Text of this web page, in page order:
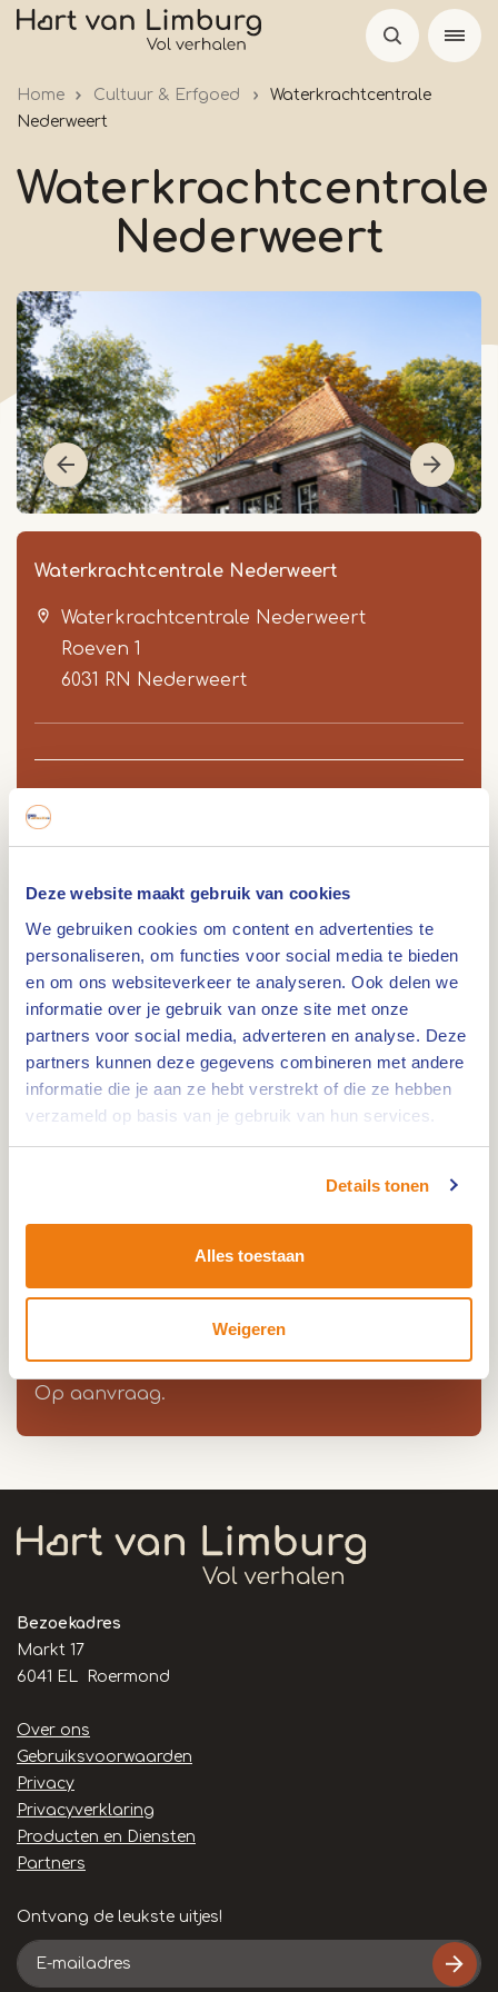
Deze website maakt gebruik van cookies
We gebruiken cookies om content en advertenties te
personaliseren, om functies voor social media te bieden
en om ons websiteverkeer te analyseren. Ook delen we
informatie over je gebruik van onze site met onze
partners voor social media, adverteren en analyse. Deze
partners kunnen deze gegevens combineren met andere
informatie die je aan ze hebt verstrekt of die ze hebben
verzameld op basis van je gebruik van hun services.
Details tonen
Alles toestaan
Weigeren
Overslaan
gaan
Home Cultuur & Erfgoed
Waterkrachtcentrale
Nederweert
Waterkrachtcentrale
Nederweert
Waterkrachtcentrale Nederweert
Waterkrachtcentrale Nederweert
Roeven 1
6031 RN Nederweert
of
De waterkrachtcentrale, eigendom van
Rijkswaterstaat, wordt beheerd door de Stichting
Waterkrachtcentrale Roeven Nederweert en is
een van de oudste centrales in ons land.
De centrale is in 1923 door Rijkswaterstaat
gebouwd voor de verlichting van Sluis 15 en de
sluis in de Noordervaart. In 1993 is de centrale
Op aanvraag.
Bezoekadres
Markt 17
6041 EL Roermond
Handige
links
Over ons
Gebruiksvoorwaarden
Privacy
Privacyverklaring
Producten en Diensten
Partners
Ontvang de leukste uitjes!
E-
mailadres